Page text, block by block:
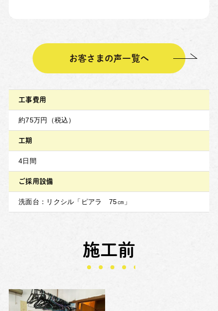
お客さまの声一覧へ
工事費用
約75万円（税込）
工期
4日間
ご採用設備
洗面台：リクシル「ピアラ 75㎝」
施工前